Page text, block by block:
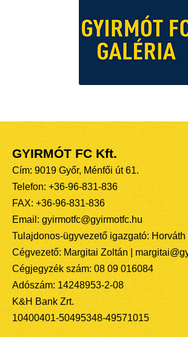
GYIRMÓT FC Kft.
Cím: 9019 Győr, Ménfői út 61.
Telefon: +36-96-831-836
FAX: +36-96-831-836
Email: gyirmotfc@gyirmotfc.hu
Tulajdonos-ügyvezető igazgató: Horváth
Cégvezető: Margitai Zoltán |
Cégjegyzék szám: 08 09 016084
Adószám: 14248953-2-08
K&H Bank Zrt.
10400401-50495348-49571015